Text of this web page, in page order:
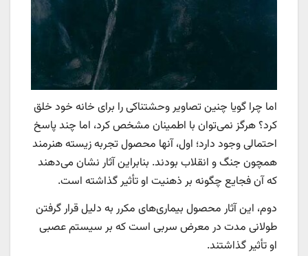
اما چرا گویا چنین تصاویر وحشتناکی را برای خانه خود خلق
کرد؟ هرگز نمی‌توان با اطمینان مشخص کرد، اما چند پاسخ
احتمالی وجود دارد؛ اول، آنها محصول تجربه زیسته هنرمند
همچون جنگ و انقلاب بودند. بنابراین آثار نشان می‌دهند
که آن فجایع چگونه بر ذهنیت او تأثیر گذاشته است.
دوم، این آثار محصول بیماری‌های مکرر به دلیل قرار گرفتن
طولانی مدت در معرض سربی است که بر سیستم عصبی
او تأثیر گذاشتند.